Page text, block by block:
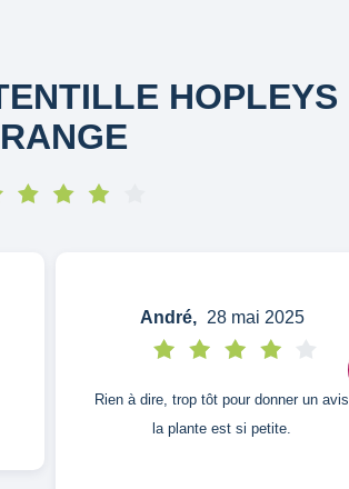
HOPLEYS
André, 28 mai 2025
Rien à dire, trop tôt pour donner un avis
la plante est si petite.